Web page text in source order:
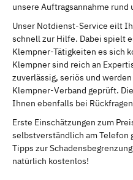
unsere Auftragsannahme rund
Unser Notdienst-Service eilt
schnell zur Hilfe. Dabei spielt
Klempner-Tätigkeiten es sich
Klempner sind reich an
zuverlässig, seriös und
Klempner-Verband geprüft.
Ihnen ebenfalls bei
Erste Einschätzungen zum
selbstverständlich am Telefon
Tipps zur
natürlich kostenlos!